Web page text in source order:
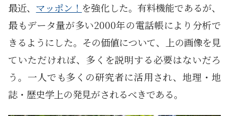
最近、 マッポン！ を強化した。有料機能であるが、
最もデータ量が多い2000年の電話帳により分析で
きるようにした。その価値について、上の画像を見
ていただければ、多くを説明する必要はないだろ
う。一人でも多くの研究者に活用され、地理・地
誌・歴史学上の発見がされるべきである。